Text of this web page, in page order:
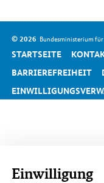
© 2026 Bundesministerium
STARTSEITE
BARRIEREFREIHEIT
Einwilligung